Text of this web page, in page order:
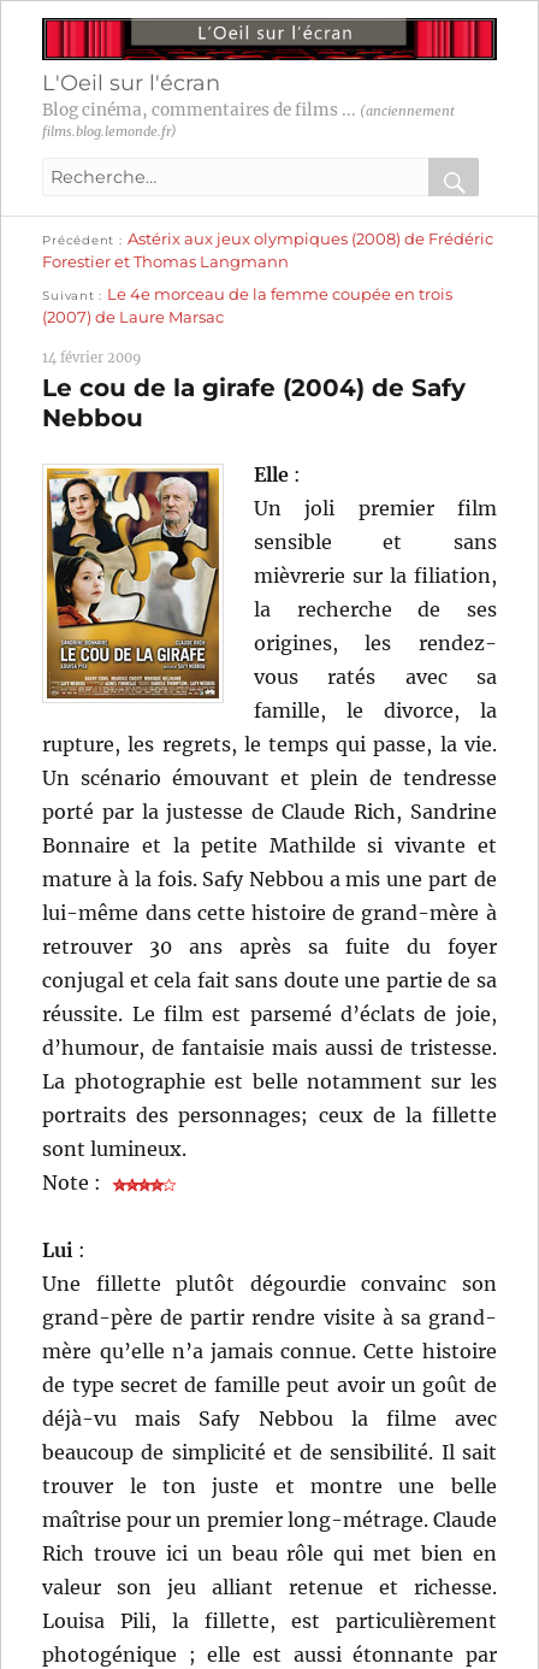
L'Oeil sur l'écran
Blog cinéma, commentaires de films ... (anciennement
films.blog.lemonde.fr)
Recherche
:
OK
Navigation
de
Précédent
précédente :
Astérix aux jeux olympiques (2008) de Frédéric
Forestier et Thomas Langmann
Suivant
suivante :
Le 4e morceau de la femme coupée en trois
(2007) de Laure Marsac
14 février 2009
Le cou de la girafe (2004) de Safy
Nebbou
Elle :
Un joli premier film
sensible et sans
mièvrerie sur la filiation,
la recherche de ses
origines, les rendez-
vous ratés avec sa
famille, le divorce, la
rupture, les regrets, le temps qui passe, la vie.
Un scénario émouvant et plein de tendresse
porté par la justesse de Claude Rich, Sandrine
Bonnaire et la petite Mathilde si vivante et
mature à la fois. Safy Nebbou a mis une part de
lui-même dans cette histoire de grand-mère à
retrouver 30 ans après sa fuite du foyer
conjugal et cela fait sans doute une partie de sa
réussite. Le film est parsemé d’éclats de joie,
d’humour, de fantaisie mais aussi de tristesse.
La photographie est belle notamment sur les
portraits des personnages; ceux de la fillette
sont lumineux.
Note :
Lui :
Une fillette plutôt dégourdie convainc son
grand-père de partir rendre visite à sa grand-
mère qu’elle n’a jamais connue. Cette histoire
de type secret de famille peut avoir un goût de
déjà-vu mais Safy Nebbou la filme avec
beaucoup de simplicité et de sensibilité. Il sait
trouver le ton juste et montre une belle
maîtrise pour un premier long-métrage. Claude
Rich trouve ici un beau rôle qui met bien en
valeur son jeu alliant retenue et richesse.
Louisa Pili, la fillette, est particulièrement
photogénique ; elle est aussi étonnante par